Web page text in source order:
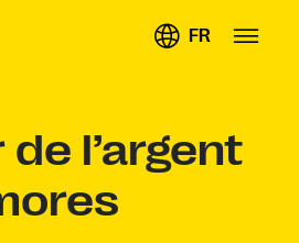
FR
de l’argent